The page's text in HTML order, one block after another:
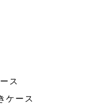
ス
ケース